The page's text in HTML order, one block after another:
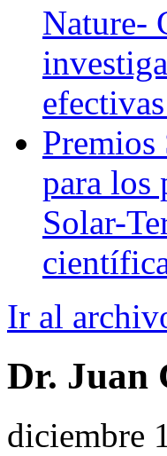
Nature-
para los
Solar-
Ir al
Dr. Juan
diciembre